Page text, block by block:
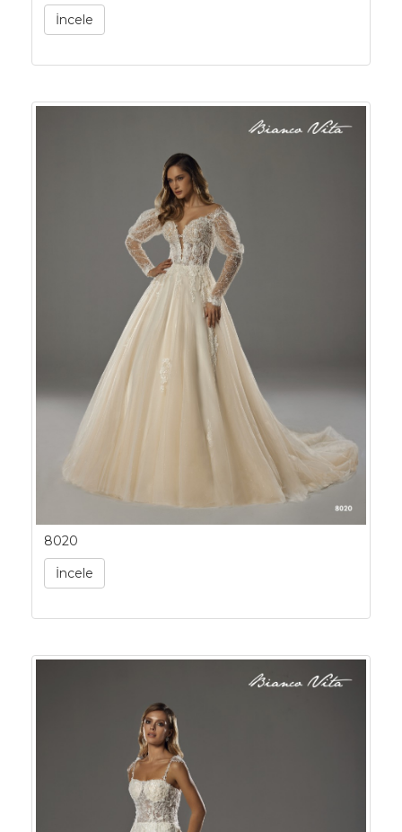
İncele
8020
İncele